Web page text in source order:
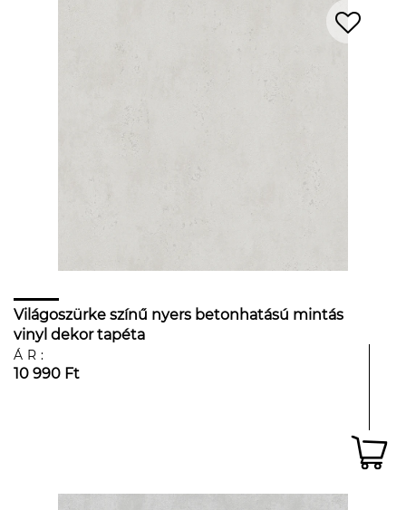
Világoszürke színű nyers betonhatású mintás
vinyl dekor tapéta
ÁR:
10 990 Ft